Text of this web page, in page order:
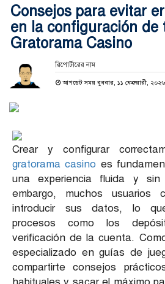
Consejos para evitar
en la configuración de
Gratorama Casino
রিপোর্টারের নাম
আপডেট সময় বুধবার, ১১ ফেব্রুয়ারী, ২০২৬
Crear y configurar
gratorama casino es
una experiencia fluida y sin
embargo, muchos usuarios
introducir sus datos, lo
procesos como los
verificación de la cuenta.
especializado en guías de
compartirte consejos